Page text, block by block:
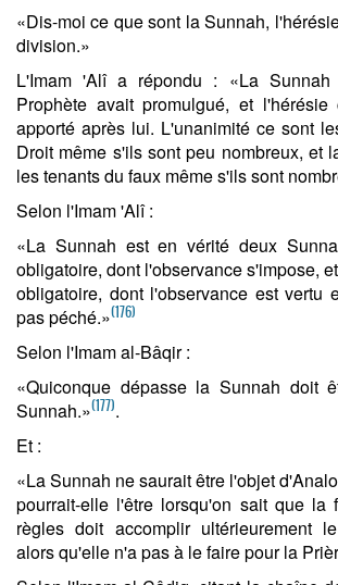
«Dis-moi ce que sont la Sunnah,
division.»
L'Imam 'Alî a répondu : «La
Prophète avait promulgué, et
apporté après lui. L'unanimité ce sont
Droit même s'ils sont peu nombreux, et
les tenants du faux même s'ils sont
Selon l'Imam 'Alî :
«La Sunnah est en vérité deux
obligatoire, dont l'observance s'impose,
obligatoire, dont l'observance est vertu
pas péché.»(176)
Selon l'Imam al-Bâqir :
«Quiconque dépasse la Sunnah doit
Sunnah.»(177).
Et :
«La Sunnah ne saurait être l'objet
pourrait-elle l'être lorsqu'on sait que la
règles doit accomplir ultérieurement
alors qu'elle n'a pas à le faire pour la